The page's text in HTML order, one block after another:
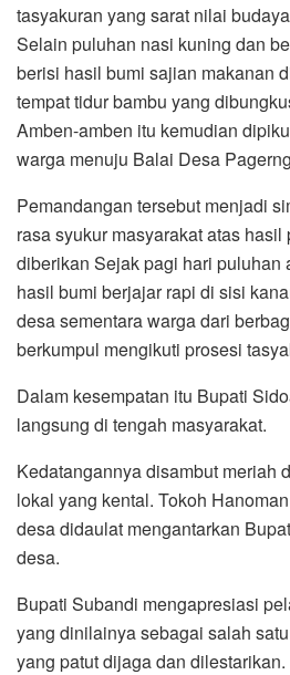
tasyakuran yang sarat nilai
Selain puluhan nasi kuning dan
berisi hasil bumi sajian makanan
tempat tidur bambu yang
Amben-amben itu kemudian
warga menuju Balai Desa
Pemandangan tersebut menjadi
rasa syukur masyarakat atas
diberikan Sejak pagi hari puluhan
hasil bumi berjajar rapi di sisi
desa sementara warga dari
berkumpul mengikuti prosesi
Dalam kesempatan itu Bupati
langsung di tengah masyarakat.
Kedatangannya disambut meriah
lokal yang kental. Tokoh
desa didaulat mengantarkan
desa.
Bupati Subandi mengapresiasi
yang dinilainya sebagai salah
yang patut dijaga dan dilestarikan.